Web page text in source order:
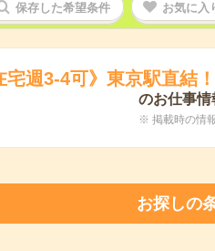
保存した希望条件 お気に入
宅週3-4可》東京駅直結
のお仕事情
※ 掲載時の情
お探しの